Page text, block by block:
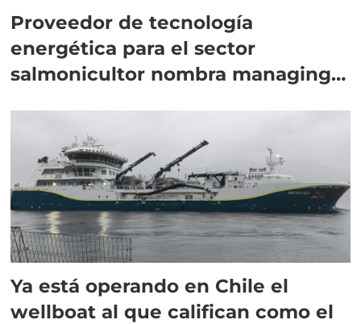
Proveedor de tecnología
energética para el sector
salmonicultor nombra managing
Ya está operando en Chile el
wellboat al que califican como el